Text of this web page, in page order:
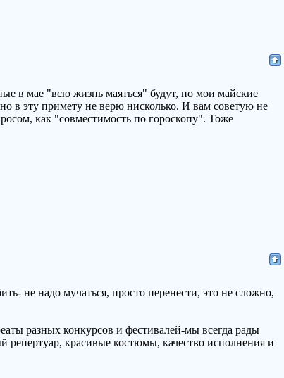
в мае "всю жизнь маяться" будут, но мои майские
в эту примету не верю нисколько. И вам советую не
как "совместимость по гороскопу". Тоже
не надо мучаться, просто перенести, это не сложно,
разных конкурсов и фестивалей-мы всегда рады
красивые костюмы, качество исполнения и